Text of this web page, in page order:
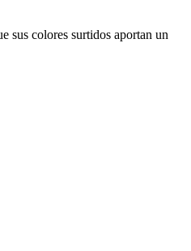
sus colores surtidos aportan un